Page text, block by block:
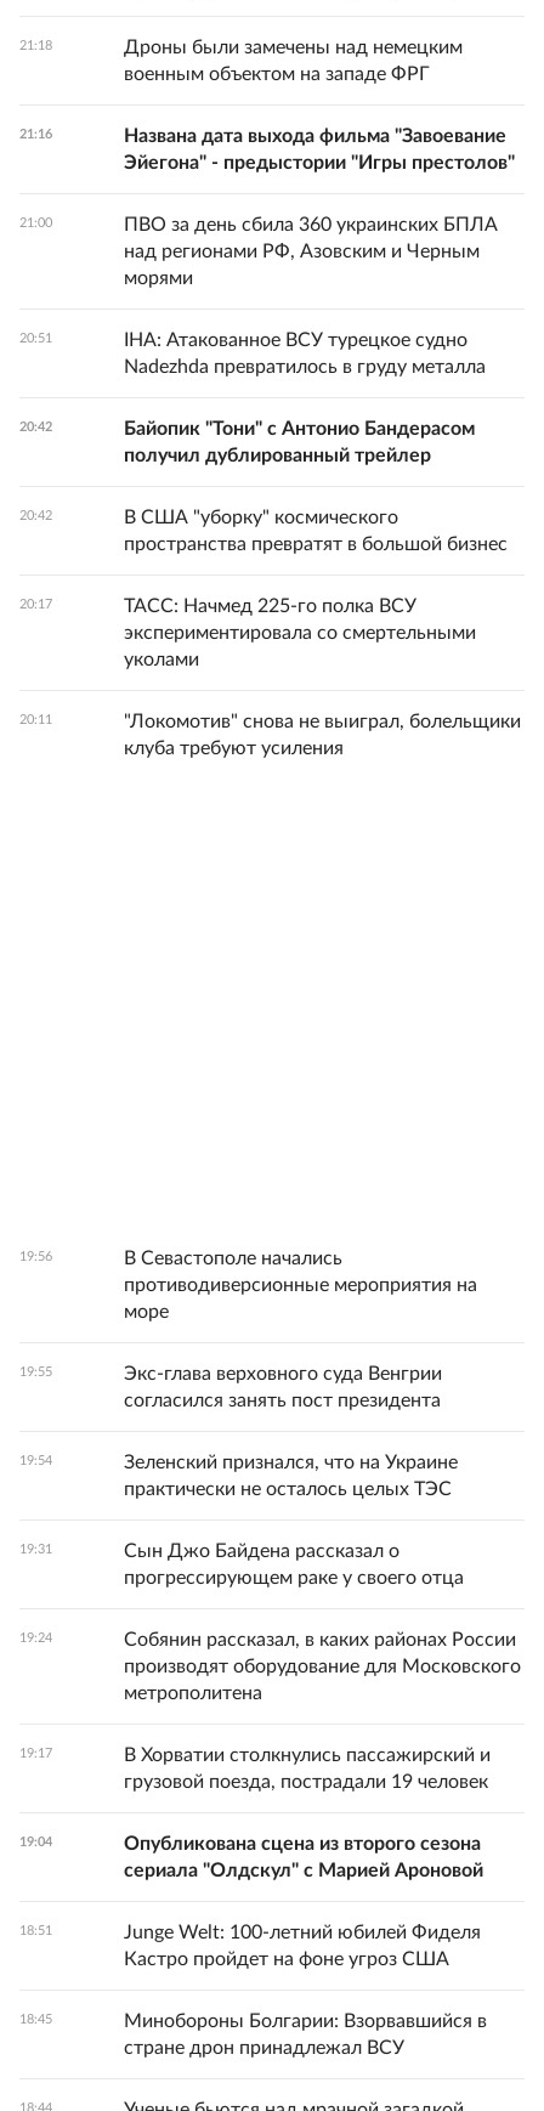
21:18
Дроны были замечены над немецким
военным объектом на западе ФРГ
21:16
Названа дата выхода фильма "Завоевание
Эйегона" - предыстории "Игры престолов"
21:00
ПВО за день сбила 360 украинских БПЛА
над регионами РФ, Азовским и Черным
морями
20:51
IHA: Атакованное ВСУ турецкое судно
Nadezhda превратилось в груду металла
20:42
Байопик "Тони" с Антонио Бандерасом
получил дублированный трейлер
20:42
В США "уборку" космического
пространства превратят в большой бизнес
20:17
ТАСС: Начмед 225-го полка ВСУ
экспериментировала со смертельными
уколами
20:11
"Локомотив" снова не выиграл, болельщики
клуба требуют усиления
19:56
В Севастополе начались
противодиверсионные мероприятия на
море
19:55
Экс-глава верховного суда Венгрии
согласился занять пост президента
19:54
Зеленский признался, что на Украине
практически не осталось целых ТЭС
19:31
Сын Джо Байдена рассказал о
прогрессирующем раке у своего отца
19:24
Собянин рассказал, в каких районах России
производят оборудование для Московского
метрополитена
19:17
В Хорватии столкнулись пассажирский и
грузовой поезда, пострадали 19 человек
19:04
Опубликована сцена из второго сезона
сериала "Олдскул" с Марией Ароновой
18:51
Junge Welt: 100-летний юбилей Фиделя
Кастро пройдет на фоне угроз США
18:45
Минобороны Болгарии: Взорвавшийся в
стране дрон принадлежал ВСУ
18:44